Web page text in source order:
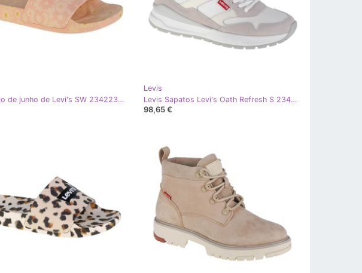
Levis Selo de junho de Levi's SW 234223-753-81 bege rosa
Levis
Levis Sapatos Levi's Oath Refresh S 234235-878-50 bege
98,65 €